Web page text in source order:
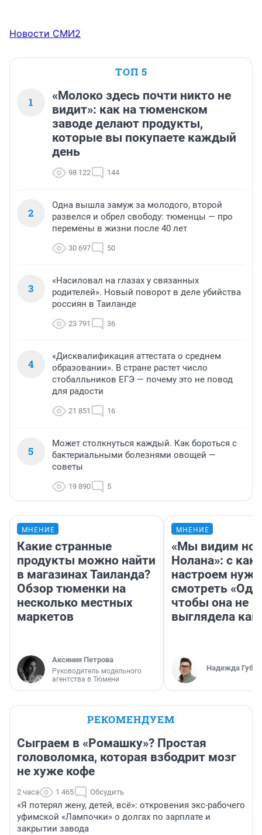
Новости СМИ2
ТОП 5
1
«Молоко здесь почти никто не
видит»: как на тюменском
заводе делают продукты,
которые вы покупаете каждый
день
98 122 144
2
Одна вышла замуж за молодого, второй
развелся и обрел свободу: тюменцы — про
перемены в жизни после 40 лет
30 697 50
3
«Насиловал на глазах у связанных
родителей». Новый поворот в деле убийства
россиян в Таиланде
23 791 36
4
«Дисквалификация аттестата о среднем
образовании». В стране растет число
стобалльников ЕГЭ — почему это не повод
для радости
21 851 16
5
Может столкнуться каждый. Как бороться с
бактериальными болезнями овощей —
советы
19 890 5
МНЕНИЕ
Какие странные
продукты можно найти
в магазинах Таиланда?
Обзор тюменки на
несколько местных
маркетов
Аксиния Петрова
Руководитель модельного
агентства в Тюмени
МНЕНИЕ
«Мы видим
Нолана»: с
настроем
смотреть
чтобы она не
выглядела как
Надежда
РЕКОМЕНДУЕМ
Сыграем в «Ромашку»? Простая
головоломка, которая взбодрит мозг
не хуже кофе
2 часа 1 465 Обсудить
«Я потерял жену, детей, всё»: откровения экс-рабочего
уфимской «Лампочки» о долгах по зарплате и
закрытии завода